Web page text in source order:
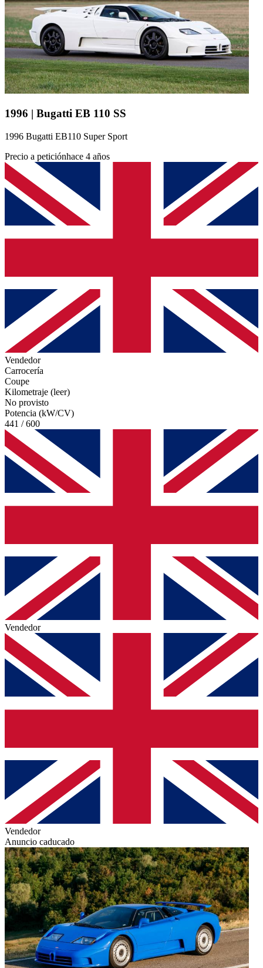
1996 | Bugatti EB 110 SS
1996 Bugatti EB110 Super Sport
Precio a peticiónhace 4 años
Vendedor
Carrocería
Coupe
Kilometraje (leer)
No provisto
Potencia (kW/CV)
441 / 600
Vendedor
Vendedor
Anuncio caducado